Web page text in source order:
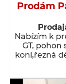
Prodám
Nabízím k
GT, pohon
koní,řezná